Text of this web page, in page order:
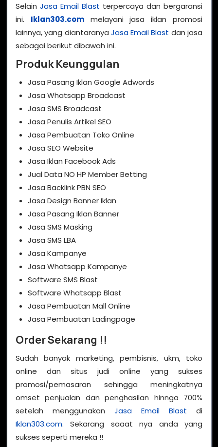
Selain Jasa Email Blast terpercaya dan bergaransi
ini. Iklan303.commelayani jasa iklan promosi
lainnya, yang diantaranya Jasa Email Blast dan jasa
sebagai berikut dibawah ini.
Produk Keunggulan
Jasa Pasang Iklan Google Adwords
Jasa Whatsapp Broadcast
Jasa SMS Broadcast
Jasa Penulis Artikel SEO
Jasa Pembuatan Toko Online
Jasa SEO Website
Jasa Iklan Facebook Ads
Jual Data NO HP Member Betting
Jasa Backlink PBN SEO
Jasa Design Banner Iklan
Jasa Pasang Iklan Banner
Jasa SMS Masking
Jasa SMS LBA
Jasa Kampanye
Jasa Whatsapp Kampanye
Software SMS Blast
Software Whatsapp Blast
Jasa Pembuatan Mall Online
Jasa Pembuatan Ladingpage
Order Sekarang !!
Sudah banyak marketing, pembisnis, ukm, toko
online dan situs judi online yang sukses
promosi/pemasaran sehingga meningkatnya
omset penjualan dan penghasilan hinnga 700%
setelah menggunakan Jasa Email Blast di
Iklan303.com. Sekarang saaat nya anda yang
sukses seperti mereka !!